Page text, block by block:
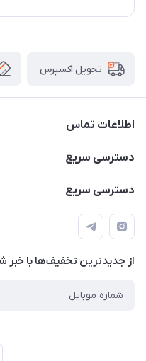
تحویل اکسپرس
اطلاعات تماس
۰۹۳۵۶۰۴۰۳۶۵
سیمای ورزش
دسترسی سریع
اسکیت فلایینگ ایگل
اسکیت دخترانه
دسترسی سریع
اسکوتر برقی دخترانه
اسکیت روسز
اسکوتر
از جدید‌ترین تخفیف‌ها با‌ خبر